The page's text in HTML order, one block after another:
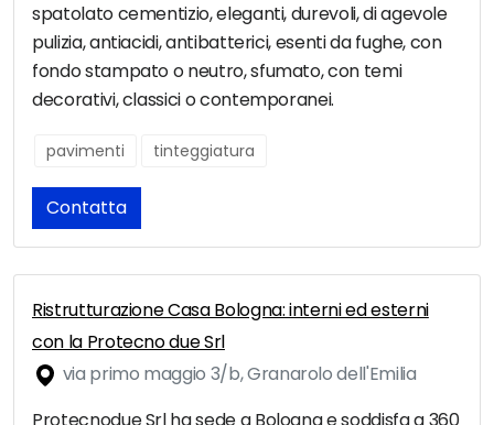
spatolato cementizio, eleganti, durevoli, di agevole
pulizia, antiacidi, antibatterici, esenti da fughe, con
fondo stampato o neutro, sfumato, con temi
decorativi, classici o contemporanei.
pavimenti tinteggiatura
Contatta
Ristrutturazione Casa Bologna: interni ed esterni
con la Protecno due Srl
via primo maggio 3/b, Granarolo dell'Emilia